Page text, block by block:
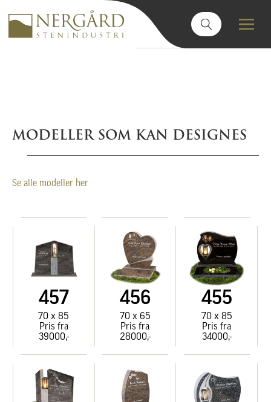
MODELLER SOM KAN DESIGNES
Se alle modeller her
457
70 x 85
Pris fra
39000,-
456
70 x 65
Pris fra
28000,-
455
70 x 85
Pris fra
34000,-